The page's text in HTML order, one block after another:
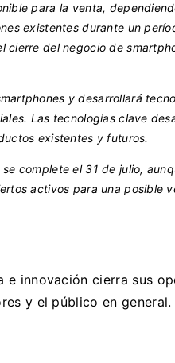
para la venta,
existentes durante un
del negocio de
y desarrollará
Las tecnologías clave
existentes y futuros.
complete el 31 de julio,
activos para una posible
innovación cierra sus
y el público en general.